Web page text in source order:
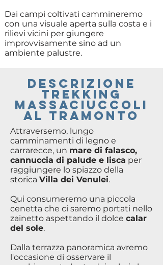
Dai campi coltivati cammineremo
con una visuale aperta sulla costa e i
rilievi vicini per giungere
improvvisamente sino ad un
ambiente palustre.
DESCRIZIONE
TREKKING
mASSACIUCCOLI
al tramonto
Attraversemo, lungo
camminamenti di legno e
carrarecce, un mare di falasco,
cannuccia di palude e lisca per
raggiungere lo spiazzo della
storica Villa dei Venulei.
Qui consumeremo una piccola
cenetta che ci saremo portati nello
zainetto aspettando il dolce calar
del sole.
Dalla terrazza panoramica avremo
l'occasione di osservare il